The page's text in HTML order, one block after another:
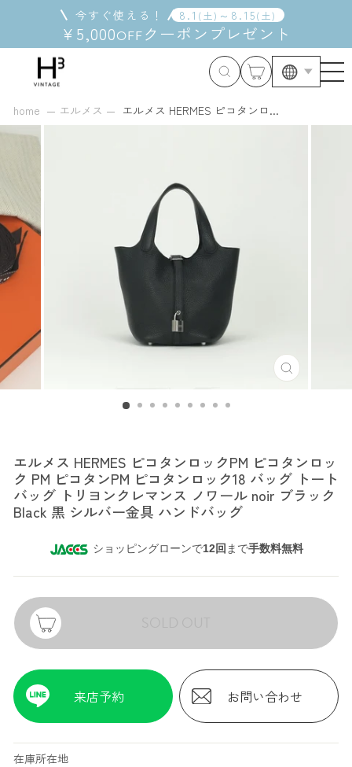
キ
今すぐ使える！ 8 . 1 ( 土) ～ 8 . 15( 土)
¥5,000OFFクーポン プレゼント
home エルメス エルメス HERMES ピコタンロ...
エルメス HERMES ピコタンロックPM ピコタンロッ
ク PM ピコタンPM ピコタンロック18 バッグ トート
バッグ トリヨンクレマンス ノワール noir ブラック
Black 黒 シルバー金具 ハンドバッグ
ショッピングローンで12回 まで手数料無料
来店予約 お問い合わせ
在庫所在地